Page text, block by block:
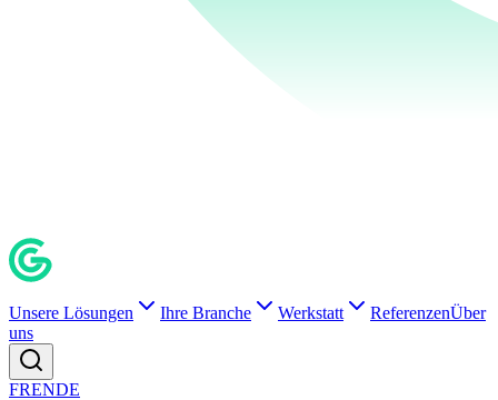
Unsere Lösungen Ihre Branche Werkstatt ReferenzenÜber
uns
FRENDE